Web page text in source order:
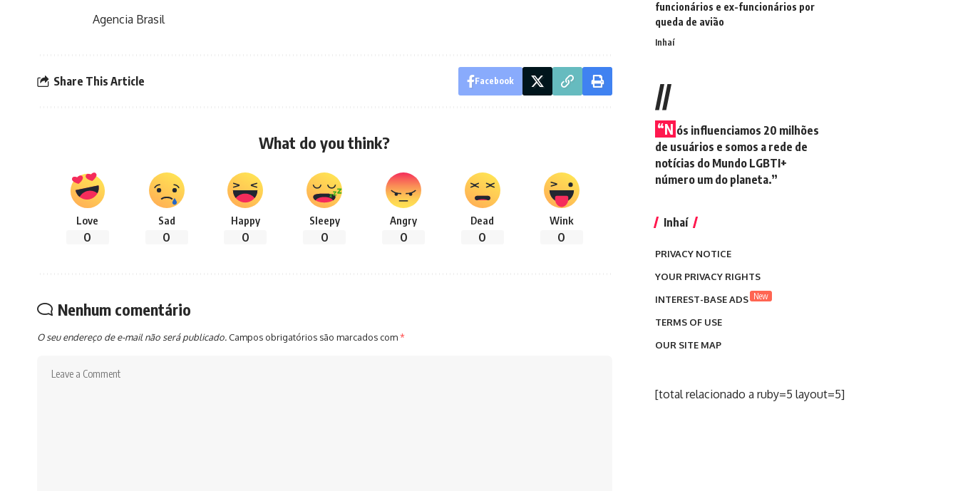
Agencia Brasil
Share This Article Facebook
What do you think?
Love
0
Sad
0
Happy
0
Sleepy
0
Angry
0
Dead
0
Wink
0
Nenhum comentário
O seu endereço de e-mail não será publicado. Campos obrigatórios são marcados com*
funcionários e ex-funcionários por
queda de avião
Inhaí
//
“N ós influenciamos 20 milhões
de usuários e somos a rede de
notícias do Mundo LGBTI+
número um do planeta.”
Inhaí
PRIVACY NOTICE
YOUR PRIVACY RIGHTS
INTEREST-BASE ADS New
TERMS OF USE
OUR SITE MAP
[total relacionado a ruby=5 layout=5]